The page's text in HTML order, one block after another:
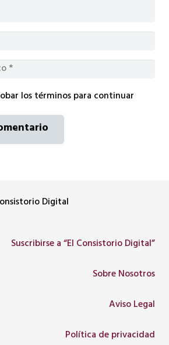
los términos para continuar
Digital
Suscribirse a “El Consistorio Digital”
Sobre Nosotros
Aviso Legal
Política de privacidad